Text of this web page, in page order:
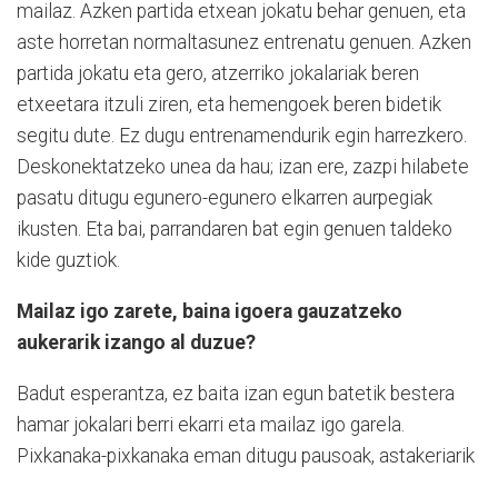
mailaz. Azken partida etxean jokatu behar genuen, eta
aste horretan normaltasunez entrenatu genuen. Azken
partida jokatu eta gero, atzerriko jokalariak beren
etxeetara itzuli ziren, eta hemengoek beren bidetik
segitu dute. Ez dugu entrenamendurik egin harrezkero.
Deskonektatzeko unea da hau; izan ere, zazpi hilabete
pasatu ditugu egunero-egunero elkarren aurpegiak
ikusten. Eta bai, parrandaren bat egin genuen taldeko
kide guztiok.
Mailaz igo zarete, baina igoera gauzatzeko
aukerarik izango al duzue?
Badut esperantza, ez baita izan egun batetik bestera
hamar jokalari berri ekarri eta mailaz igo garela.
Pixkanaka-pixkanaka eman ditugu pausoak, astakeriarik